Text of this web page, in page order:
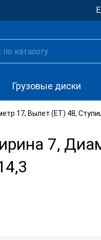
Грузовые диски
17, Вылет (ET) 48,
7,